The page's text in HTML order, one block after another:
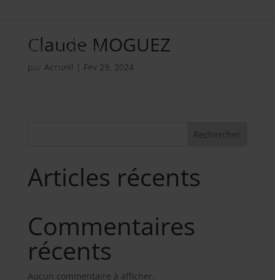
Claude MOGUEZ
par Accueil | Fév 29, 2024
Rechercher
Articles récents
Commentaires
récents
Aucun commentaire à afficher.